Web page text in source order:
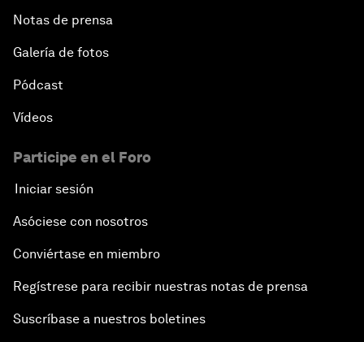
Notas de prensa
Galería de fotos
Pódcast
Vídeos
Participe en el Foro
Iniciar sesión
Asóciese con nosotros
Conviértase en miembro
Regístrese para recibir nuestras notas de prensa
Suscríbase a nuestros boletines